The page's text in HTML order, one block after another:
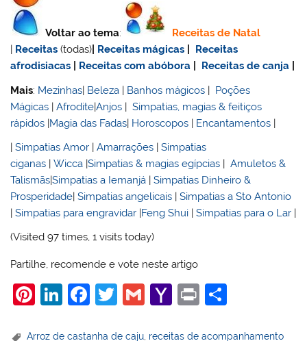
Voltar ao tema:
Receitas de Natal
| Receitas (todas) Receitas mágicas
Receitas
afrodisiacas
Receitas com abóbora Receitas de canja
Mais: Mezinhas| Beleza | Banhos mágicos | Poções
Mágicas |Afrodite|Anjos |Simpatias, magias & feitiços
rápidos |Magia das Fadas| Horoscopos | Encantamentos |
|Simpatias Amor |Amarrações |Simpatias
ciganas |Wicca |Simpatias & magias egípcias |Amuletos &
Talismãs|Simpatias a Iemanjá |Simpatias Dinheiro &
Prosperidade|Simpatias angelicais |Simpatias a Sto Antonio
|Simpatias para engravidar |Feng Shui |Simpatias para o Lar |
(Visited 97 times, 1 visits today)
Partilhe, recomende e vote neste artigo
Pi Li F
T
G
Y
Pr
Arroz de castanha de caju receitas de acompanhamento